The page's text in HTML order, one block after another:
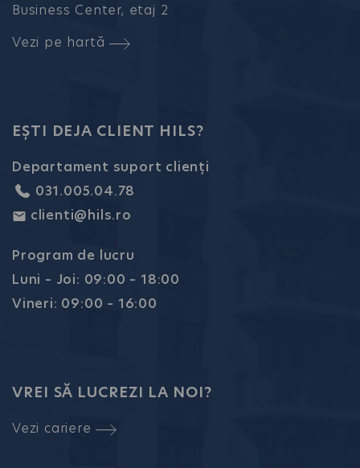
Business Center, etaj 2
Vezi pe hartă
EȘTI DEJA CLIENT HILS?
Departament suport clienți
031.005.04.78
clienti@hils.ro
Program de lucru
Luni – Joi: 09:00 – 18:00
Vineri: 09:00 – 16:00
VREI SĂ LUCREZI LA NOI?
Vezi cariere